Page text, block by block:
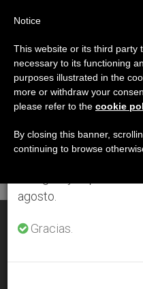
DÍA
ÚLTIMAS NOTICIAS
OCT 30, 2012 00:00
Aviso
Del 27 de julio al 7
anual, aprovechando
se generan menos
agosto.
Gracias.
Notice
This website or its third party
necessary to its functioning
purposes illustrated in the
more or withdraw your
please refer to the cookie
By closing this banner,
continuing to browse